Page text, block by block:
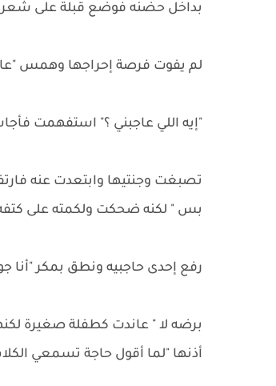
بداخل حضنه فوضع قبلة على
لم يفوت فرصة إحراجها وهمس
"إيه اللي عاجبني ؟" استفهمت
تصبغت وجنتيها وابتعدت عنه
بس " لكنه ضحكت ولكمته على كتفه
رفع إحدى حاجبيه ونطق بمكر "أنا
برضه لا " عاندت كطفلة صغيرة
أذنها "لما أقول حاجة تسمعي